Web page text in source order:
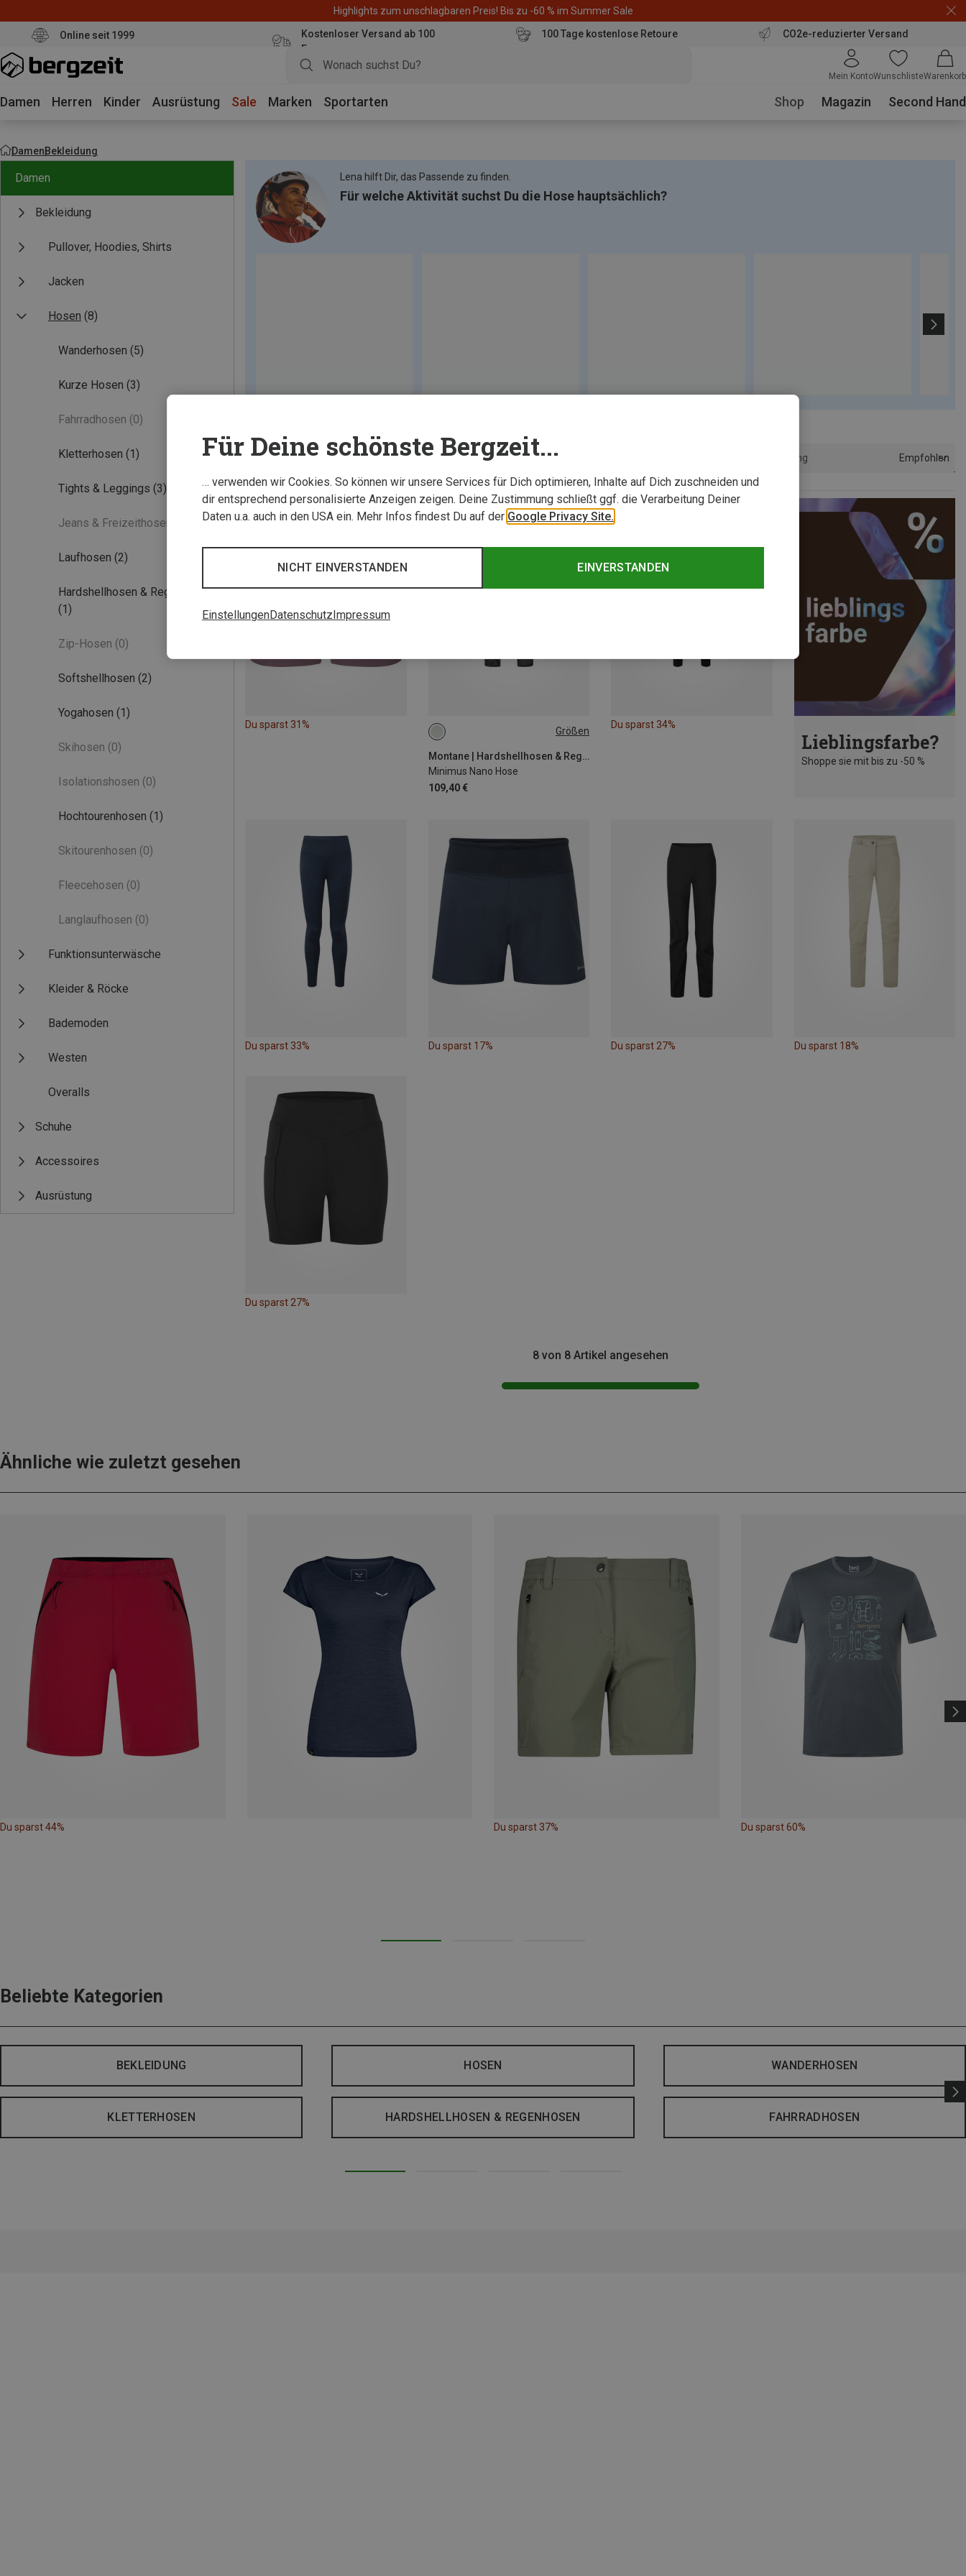
Highlights zum unschlagbaren Preis! Bis zu -60 % im Summer Sale
Online seit 1999
Kostenloser Versand ab 100
Euro
100 Tage kostenlose Retoure CO2e-reduzierter Versand
Mein KontoWunschlisteWarenkorb
Damen Herren Kinder Ausrüstung Sale Marken Sportarten Shop Magazin Second Hand
DamenBekleidung
Damen
Bekleidung
Pullover, Hoodies, Shirts
Jacken
Hosen (8)
Wanderhosen (5)
Kurze Hosen (3)
Fahrradhosen (0)
Kletterhosen (1)
Tights & Leggings (3)
Jeans & Freizeithosen
Laufhosen (2)
Hardshellhosen & Regenhosen
(1)
Zip-Hosen (0)
Softshellhosen (2)
Yogahosen (1)
Skihosen (0)
Isolationshosen (0)
Hochtourenhosen (1)
Skitourenhosen (0)
Fleecehosen (0)
Langlaufhosen (0)
Funktionsunterwäsche
Kleider & Röcke
Bademoden
Westen
Overalls
Schuhe
Accessoires
Ausrüstung
Lena hilft Dir, das Passende zu finden.
Für welche Aktivität suchst Du die Hose hauptsächlich?
Sortierung Empfohlen
Du sparst 31%
Größen
Montane | Hardshellhosen & Regenhosen
Minimus Nano Hose
109,40 €
XL
Du sparst 34%
Lieblingsfarbe?
Shoppe sie mit bis zu -50 %
Du sparst 33% Du sparst 17% Du sparst 27% Du sparst 18%
Du sparst 27%
8 von 8 Artikel angesehen
Ähnliche wie zuletzt gesehen
Du sparst 44% Du sparst 37% Du sparst 60%
Beliebte Kategorien
BEKLEIDUNG HOSEN WANDERHOSEN
KLETTERHOSEN HARDSHELLHOSEN & REGENHOSEN FAHRRADHOSEN
Für Deine schönste Bergzeit...
… verwenden wir Cookies. So können wir unsere Services für Dich optimieren, Inhalte auf Dich zuschneiden und
dir entsprechend personalisierte Anzeigen zeigen. Deine Zustimmung schließt ggf. die Verarbeitung Deiner
Daten u.a. auch in den USA ein. Mehr Infos findest Du auf der Google Privacy Site.
EINVERSTANDEN
NICHT EINVERSTANDEN
EinstellungenDatenschutzImpressum